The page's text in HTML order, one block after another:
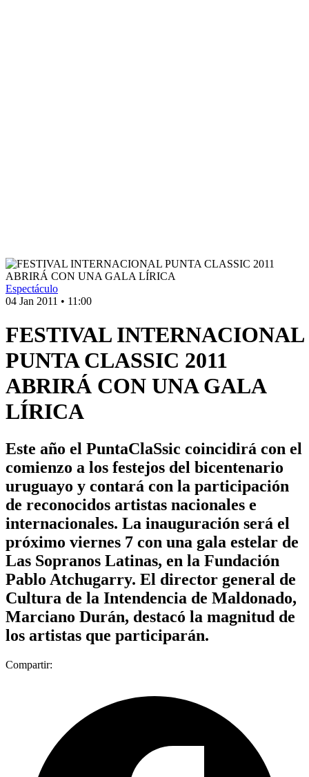
Espectáculo
04 Jan 2011 • 11:00
FESTIVAL INTERNACIONAL
PUNTA CLASSIC 2011
ABRIRÁ CON UNA GALA
LÍRICA
Este año el PuntaClaSsic coincidirá con el
comienzo a los festejos del bicentenario
uruguayo y contará con la participación
de reconocidos artistas nacionales e
internacionales. La inauguración será el
próximo viernes 7 con una gala estelar de
Las Sopranos Latinas, en la Fundación
Pablo Atchugarry. El director general de
Cultura de la Intendencia de Maldonado,
Marciano Durán, destacó la magnitud de
los artistas que participarán.
Compartir: